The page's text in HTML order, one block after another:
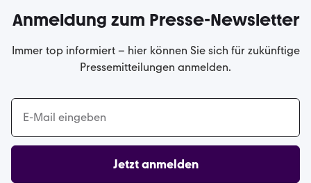
Anmeldung zum Presse-Newsletter
Immer top informiert – hier können Sie sich für zukünftige
Pressemitteilungen anmelden.
Jetzt anmelden